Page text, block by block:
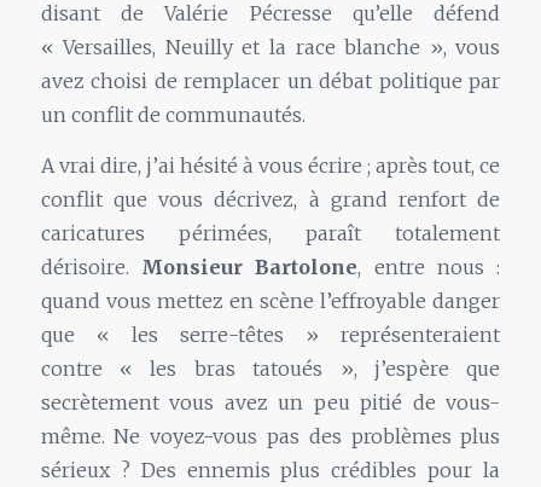
disant de Valérie Pécresse qu’elle défend
« Versailles, Neuilly et la race blanche », vous
avez choisi de remplacer un débat politique par
un conflit de communautés.
A vrai dire, j’ai hésité à vous écrire ; après tout, ce
conflit que vous décrivez, à grand renfort de
caricatures périmées, paraît totalement
dérisoire.
Monsieur Bartolone, entre nous :
quand vous mettez en scène l’effroyable danger
que « les serre-têtes » représenteraient
contre « les bras tatoués », j’espère que
secrètement vous avez un peu pitié de vous-
même. Ne voyez-vous pas des problèmes plus
sérieux ? Des ennemis plus crédibles pour la